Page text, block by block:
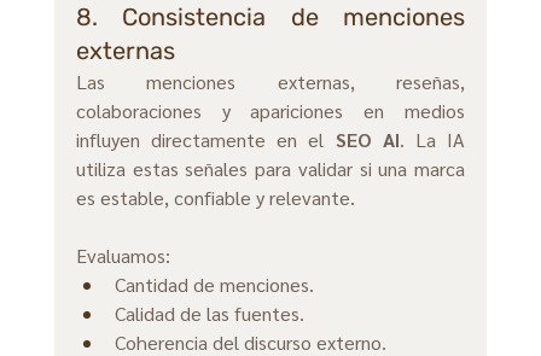
8. Consistencia de menciones
externas
Las menciones externas, reseñas,
colaboraciones y apariciones en medios
influyen directamente en el SEO AI. La IA
utiliza estas señales para validar si una marca
es estable, confiable y relevante.
Evaluamos:
Cantidad de menciones.
Calidad de las fuentes.
Coherencia del discurso externo.